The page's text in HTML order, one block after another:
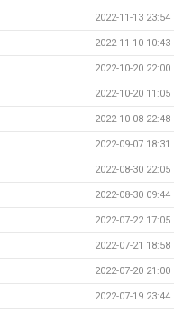
2022-11-13 23:54
2022-11-10 10:43
2022-10-20 22:00
2022-10-20 11:05
2022-10-08 22:48
2022-09-07 18:31
2022-08-30 22:05
2022-08-30 09:44
2022-07-22 17:05
2022-07-21 18:58
2022-07-20 21:00
2022-07-19 23:44